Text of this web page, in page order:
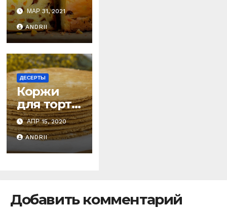
пасхальн
ый кекс
Панеттон
е
(быстрый
рецепт).
Готовлю
постоянн
о!
МАР 31, 2021
ANDRII
ДЕСЕРТЫ
Коржи
для торта
всего за
30 минут
АПР 15, 2020
ANDRII
Добавить комментарий